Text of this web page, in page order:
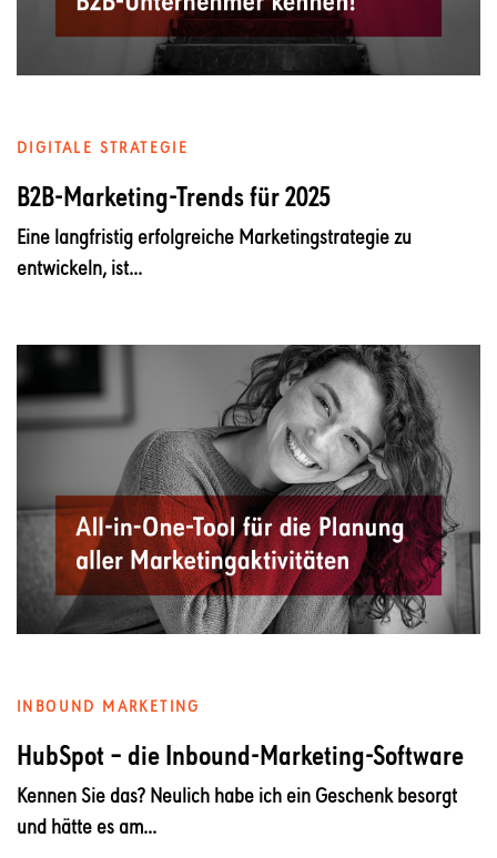
DIGITALE STRATEGIE
B2B-Marketing-Trends für 2025
Eine langfristig erfolgreiche Marketingstrategie zu
entwickeln, ist...
INBOUND MARKETING
HubSpot – die Inbound-Marketing-Software
Kennen Sie das? Neulich habe ich ein Geschenk besorgt
und hätte es am...